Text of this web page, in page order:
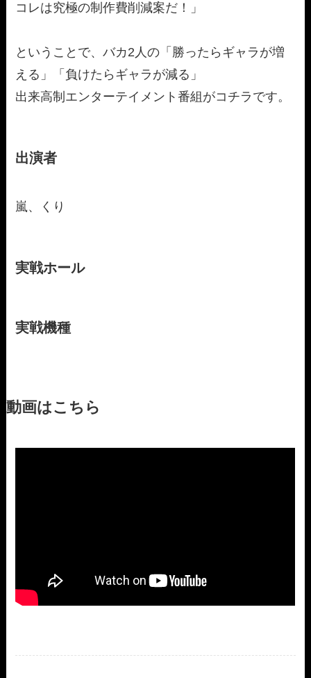
コレは究極の制作費削減案だ！」
ということで、バカ2人の「勝ったらギャラが増
える」「負けたらギャラが減る」
出来高制エンターテイメント番組がコチラです。
出演者
嵐、くり
実戦ホール
実戦機種
動画はこちら